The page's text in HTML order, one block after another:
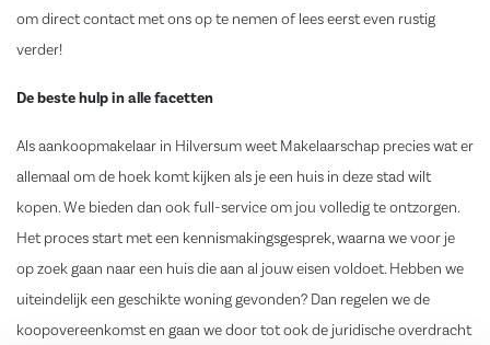
om directcontactmet ons op te nemen of lees eerst even rustig
verder!
De beste hulp in alle facetten
Als aankoopmakelaar in Hilversum weet Makelaarschap precies wat er
allemaal om de hoek komt kijken als je een huis in deze stad wilt
kopen. We bieden dan ook full-service om jou volledig te ontzorgen.
Het proces start met een kennismakingsgesprek, waarna we voor je
op zoek gaan naar een huis die aan al jouw eisen voldoet. Hebben we
uiteindelijk een geschikte woning gevonden? Dan regelen we de
koopovereenkomst en gaan we door tot ook de juridische overdracht